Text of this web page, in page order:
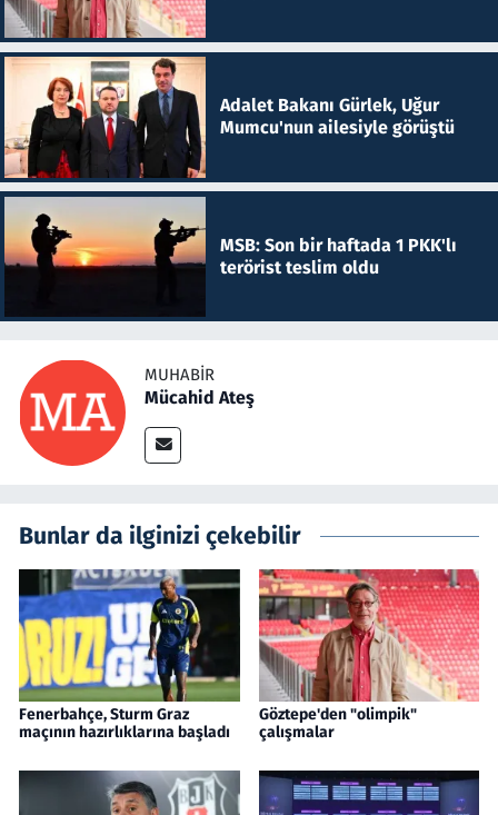
Adalet Bakanı Gürlek, Uğur
Mumcu'nun ailesiyle görüştü
MSB: Son bir haftada 1 PKK'lı
terörist teslim oldu
MUHABIR
Mücahid Ateş
Bunlar da ilginizi çekebilir
Fenerbahçe, Sturm Graz
maçının hazırlıklarına başladı
Göztepe'den "olimpik"
çalışmalar